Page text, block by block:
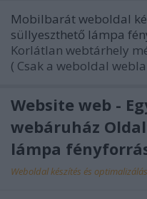
Mobilbarát weboldal
süllyeszthető lámpa
Korlátlan webtárhely
( Csak a weboldal
Website web -
webáruház
lámpa
Weboldal készítés és optimalizálás